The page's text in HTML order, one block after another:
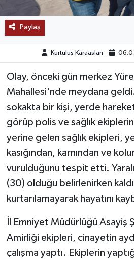
Paylaş
Kurtuluş Karaaslan
Olay, önceki gün merkez
Mahallesi'nde meydana
sokakta bir kişi, yerde
görüp polis ve sağlık
yerine gelen sağlık ekipleri,
kasığından, karnından ve
vurulduğunu tespit etti.
(30) olduğu belirlenirken
kurtarılamayarak hayatını
İl Emniyet Müdürlüğü Asayiş
Amirliği ekipleri, cinayetin
çalışma yaptı. Ekiplerin
KEŞFET
TREND
MEDYA
OTOMOTİV
TEKNOLOJİ
YAŞAM
KÜLTÜR SANAT